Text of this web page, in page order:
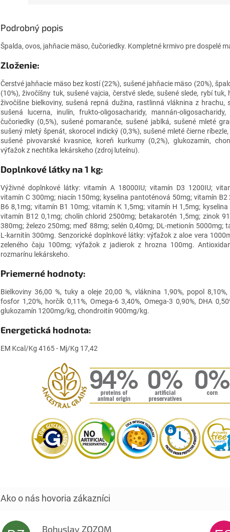
Podrobný popis
Špalda, ovos, jahňacie mäso, čučoriedky. Kompletné krmivo pre dospelé
Zloženie:
Čerstvé jahňacie mäso bez kostí (22%), sušené jahňacie mäso (20%),
(10%), živočíšny tuk, sušené vajcia, čerstvé slede, sušené slede, rybí tuk,
živočíšne bielkoviny, sušená repná dužina, rastlinná vláknina z hrachu,
sušená lucerna, inulín, frukto-oligosacharidy, mannán-oligosacharidy,
čučoriedky (0,5%), sušené pomaranče, sušené jablká, sušené mleté
sušený mletý špenát, skorocel indický (0,3%), sušené mleté čierne
sušené pivovarské kvasnice, koreň kurkumy (0,2%), glukozamín,
výťažok z nechtíka lekárskeho (zdroj luteínu).
Doplnkové látky na 1 kg:
Výživné doplnkové látky: vitamín A 18000IU; vitamín D3 1200IU;
vitamín C 300mg; niacín 150mg; kyselina pantoténová 50mg; vitamín B2
B6 8,1mg; vitamín B1 10mg; vitamín K 1,5mg; vitamín H 1,5mg;
vitamín B12 0,1mg; cholín chlorid 2500mg; betakarotén 1,5mg; zinok
380mg; železo 250mg; meď 88mg; selén 0,40mg; DL-metionín 5000mg;
L-karnitín 300mg. Senzorické doplnkové látky: výťažok z aloe vera
zeleného čaju 100mg; výťažok z jadierok z hrozna 100mg.
rozmarínu lekárskeho.
Priemerné hodnoty:
Bielkoviny 36,00 %, tuky a oleje 20,00 %, vláknina 1,90%, popol 8,10%,
fosfor 1,20%, horčík 0,11%, Omega-6 3,40%, Omega-3 0,90%, DHA
glukozamín 1200mg/kg, chondroitín 900mg/kg.
Energetická hodnota:
EM Kcal/Kg 4165 - Mj/Kg 17,42
Bohuslav ZOZOM